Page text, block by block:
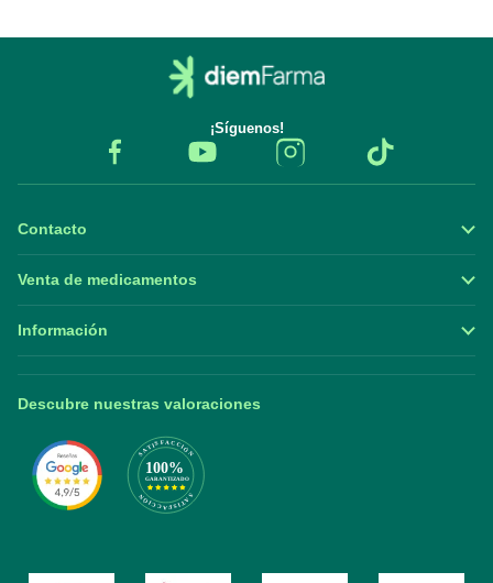
¡Síguenos!
Contacto
Venta de medicamentos
Información
Descubre nuestras valoraciones